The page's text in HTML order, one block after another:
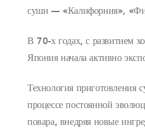
суши — «Калифорния»,
В 70-х годах, с развитием
Япония начала активно
Технология приготовления
процессе постоянной
повара, внедряя новые